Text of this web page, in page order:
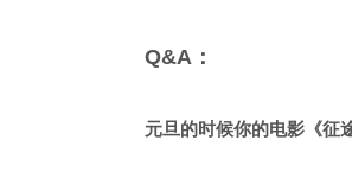
Q&A：
元旦的时候你的电影《征